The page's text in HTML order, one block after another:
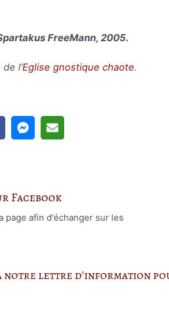
FreeMann, 2005.
l’Eglise gnostique chaote.
Facebook
page afin d'échanger sur les
à notre lettre d'information